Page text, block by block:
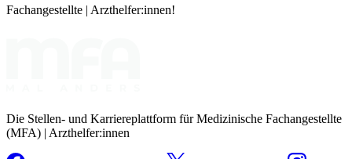
Fachangestellte | Arzthelfer:innen!
Die Stellen- und Karriereplattform für Medizinische Fachangestellte
(MFA) | Arzthelfer:innen